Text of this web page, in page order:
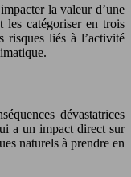
la valeur d’une
les catégoriser en trois
risques liés à l’activité
dévastatrices
a un impact direct sur
naturels à prendre en